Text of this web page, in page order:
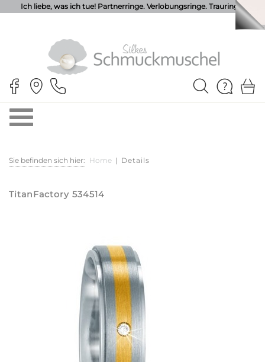
Ich liebe, was ich tue! Partnerringe. Verlobungsringe. Trauringe.
Sie befinden sich hier: Home | Details
TitanFactory 534514